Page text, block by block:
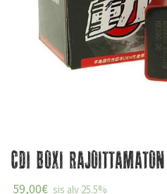
CDI Boxi
59,00€ sis alv 25.5%